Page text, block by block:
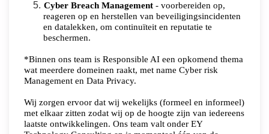
Cyber Breach Management- voorbereiden op,
reageren op en herstellen van beveiligingsincidenten
en datalekken, om continuïteit en reputatie te
beschermen.
*Binnen ons team is Responsible AI een opkomend thema
wat meerdere domeinen raakt, met name Cyber risk
Management en Data Privacy.
Wij zorgen ervoor dat wij wekelijks (formeel en informeel)
met elkaar zitten zodat wij op de hoogte zijn van iedereens
laatste ontwikkelingen. Ons team valt onder EY